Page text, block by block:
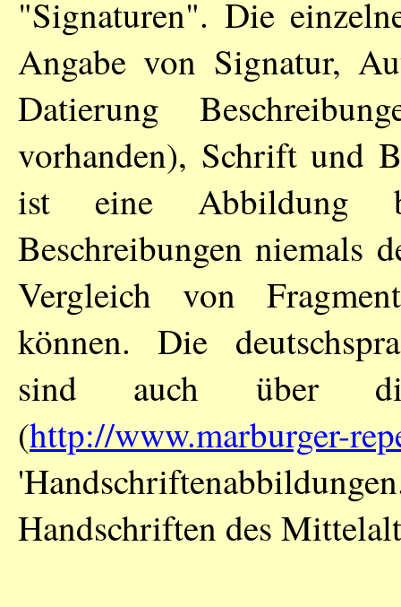
"Signaturen". Die
Angabe von Signatur,
Datierung
vorhanden), Schrift und
ist eine Abbildung
Beschreibungen niemals
Vergleich von
können. Die
sind auch über die
(http://www.marburger-
Handschriften des